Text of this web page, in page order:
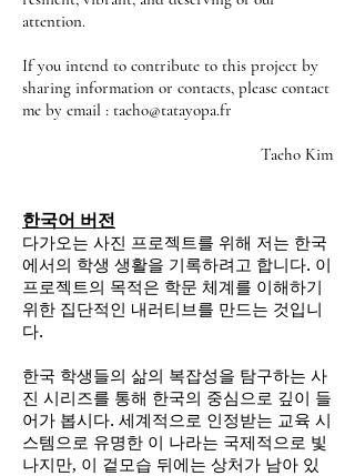
attention.
If you intend to contribute to this project by
sharing information or contacts, please contact
me by email : taeho@tatayopa.fr
Taeho Kim
한국어 버전
다가오는 사진 프로젝트를 위해 저는 한국
에서의 학생 생활을 기록하려고 합니다. 이
프로젝트의 목적은 학문 체계를 이해하기
위한 집단적인 내러티브를 만드는 것입니
다.
한국 학생들의 삶의 복잡성을 탐구하는 사
진 시리즈를 통해 한국의 중심으로 깊이 들
어가 봅시다. 세계적으로 인정받는 교육 시
스템으로 유명한 이 나라는 국제적으로 빛
나지만, 이 겉모습 뒤에는 상처가 남아 있